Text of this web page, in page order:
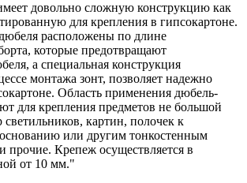
довольно сложную конструкцию как
для крепления в гипсокартоне.
расположены по длине
которые предотвращают
а специальная конструкция
монтажа зонт, позволяет надежно
Область применения дюбель-
для крепления предметов не большой
картин, полочек к
или другим тонкостенным
Крепеж осуществляется в
от 10 мм."